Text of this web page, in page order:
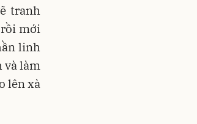
tranh
mới
linh
và làm
lên xà